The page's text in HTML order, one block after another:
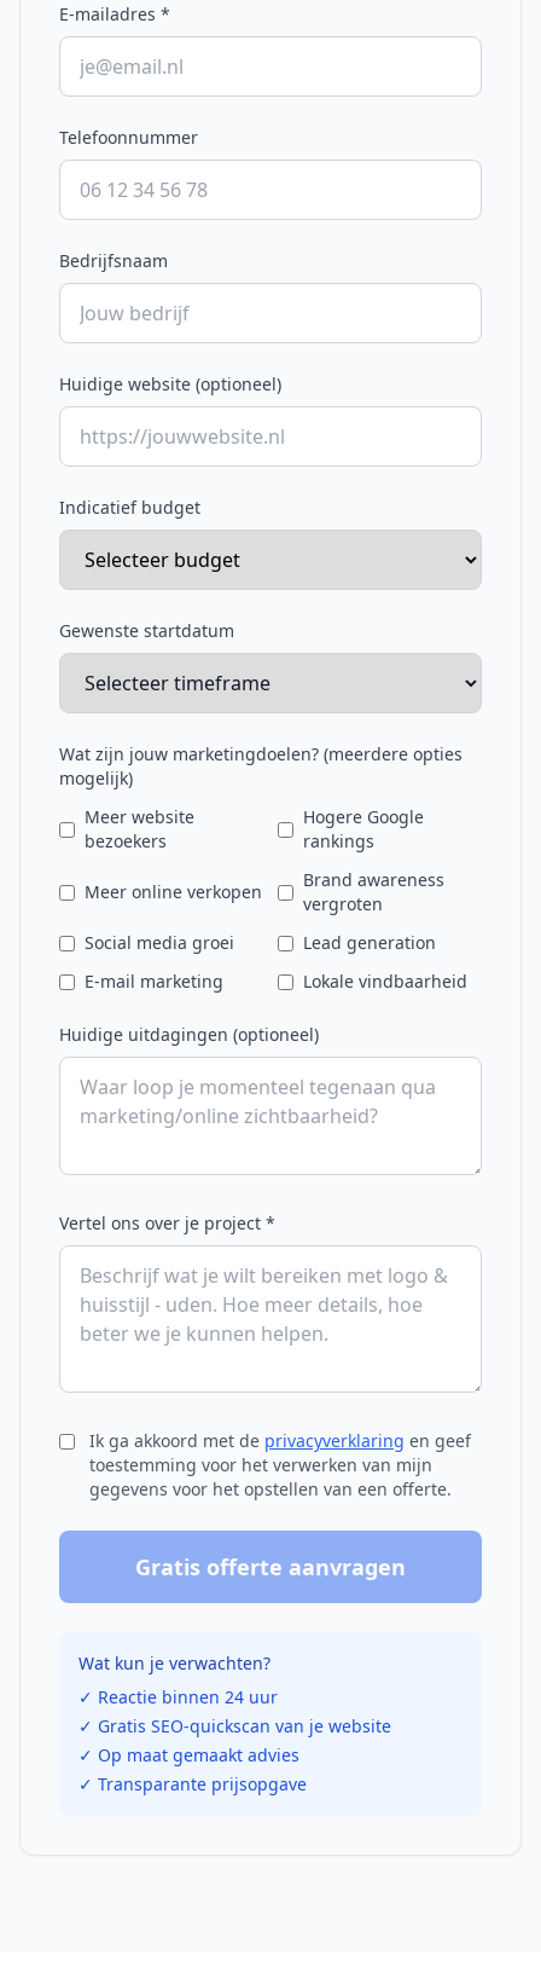
E-mailadres *
Telefoonnummer
Bedrijfsnaam
Huidige website (optioneel)
Indicatief budget
Gewenste startdatum
Wat zijn jouw marketingdoelen? (meerdere opties
mogelijk)
Meer website
bezoekers
Hogere Google
rankings
Meer online verkopen
Brand awareness
vergroten
Social media groei
Lead generation
E-mail marketing
Lokale vindbaarheid
Huidige uitdagingen (optioneel)
Vertel ons over je project *
Ik ga akkoord met de privacyverklaring en geef
toestemming voor het verwerken van mijn
gegevens voor het opstellen van een offerte.
Gratis offerte aanvragen
Wat kun je verwachten?
✓ Reactie binnen 24 uur
✓ Gratis SEO-quickscan van je website
✓ Op maat gemaakt advies
✓ Transparante prijsopgave